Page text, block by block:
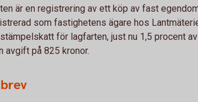
är en registrering av ett köp av fast
som fastighetens ägare hos
för lagfarten, just nu 1,5 procent
avgift på 825 kronor.